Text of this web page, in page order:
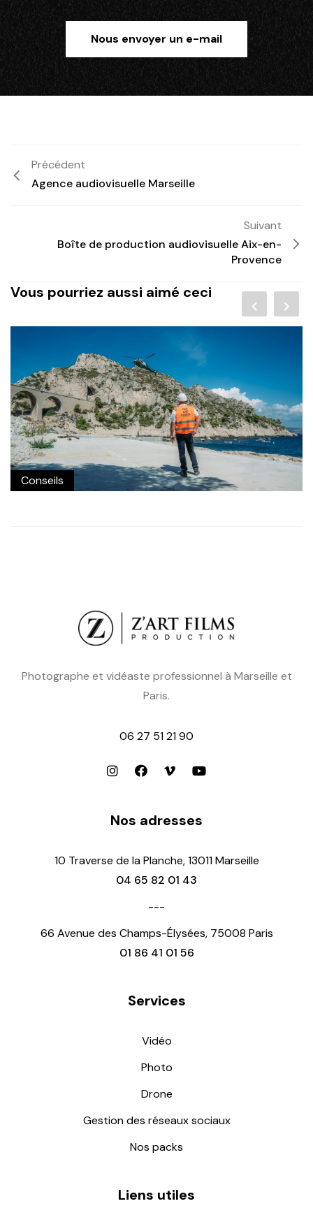
Nous envoyer un e-mail
Précédent
Agence audiovisuelle Marseille
Suivant
Boîte de production audiovisuelle Aix-en-
Provence
Vous pourriez aussi aimé ceci
Conseils
Photographe et vidéaste professionnel à Marseille et
Paris.
06 27 51 21 90
Nos adresses
10 Traverse de la Planche, 13011 Marseille
04 65 82 01 43
---
66 Avenue des Champs-Élysées, 75008 Paris
01 86 41 01 56
Services
Vidéo
Photo
Drone
Gestion des réseaux sociaux
Nos packs
Liens utiles